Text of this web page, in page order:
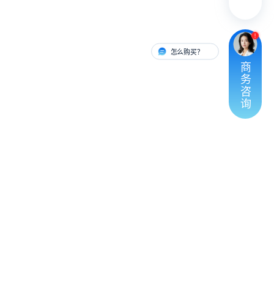
怎么购买？ 有人对接
商
务
咨
询